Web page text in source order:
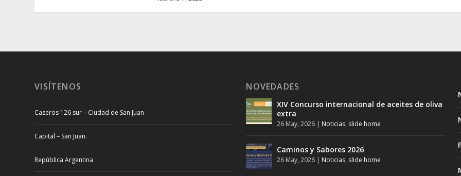
VISÍTENOS
Caseros 126 sur – Ciudad de San Juan
Capital – San Juan.
República Argentina
NOVEDADES
XIV Concurso internacional de aceites de oliva
extra
26 May, 2026 | Noticias, slide home
Caminos y Sabores 2026
26 May, 2026 | Noticias, slide home